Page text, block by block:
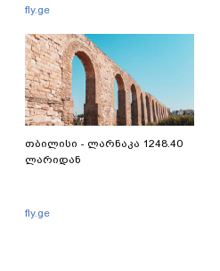
თბილისი - ლარნაკა 1248.40
ლარიდან